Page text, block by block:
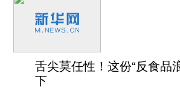
舌尖莫任性！这份“反食品
下